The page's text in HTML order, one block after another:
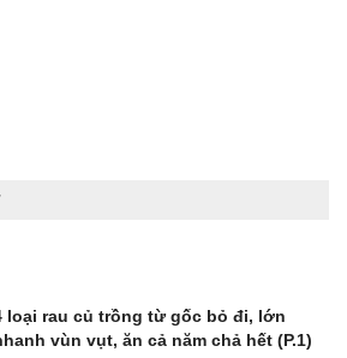
loại rau củ trồng từ gốc bỏ đi, lớn
vùn vụt, ăn cả năm chả hết (P.1)